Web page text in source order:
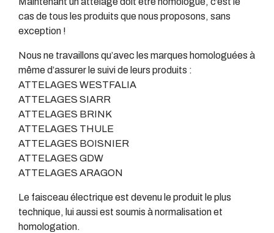
cas de tous les produits que nous proposons, sans
exception !
Nous ne travaillons qu’avec les marques homologuées à
même d’assurer le suivi de leurs produits :
ATTELAGES WESTFALIA
ATTELAGES SIARR
ATTELAGES BRINK
ATTELAGES THULE
ATTELAGES BOISNIER
ATTELAGES GDW
ATTELAGES ARAGON
Le faisceau électrique est devenu le produit le plus
technique, lui aussi est soumis à normalisation et
homologation.